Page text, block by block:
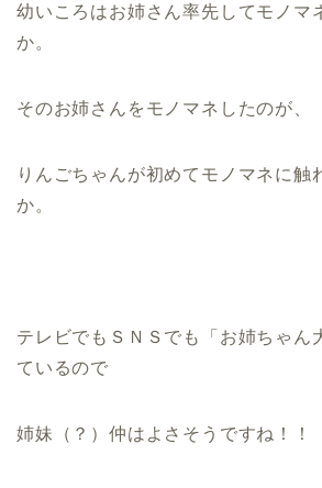
幼いころはお姉さん率先してモノマ
か。
そのお姉さんをモノマネしたのが、
りんごちゃんが初めてモノマネに触
か。
テレビでもＳＮＳでも「お姉ちゃん
ているので
姉妹（？）仲はよさそうですね！！